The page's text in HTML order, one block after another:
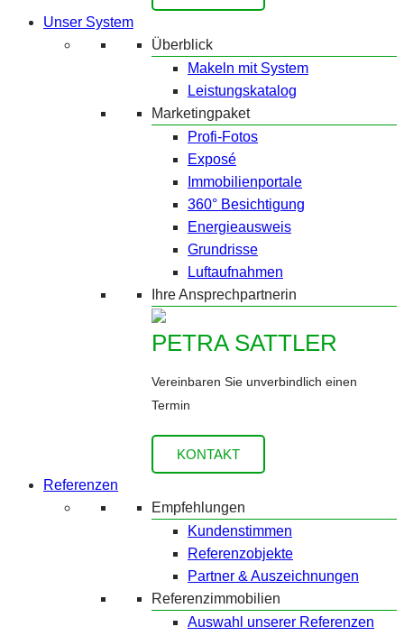
Unser System
Überblick
Makeln mit System
Leistungskatalog
Marketingpaket
Profi-Fotos
Exposé
Immobilienportale
360° Besichtigung
Energieausweis
Grundrisse
Luftaufnahmen
Ihre Ansprechpartnerin
PETRA SATTLER
Vereinbaren Sie unverbindlich einen
Termin
KONTAKT
Referenzen
Empfehlungen
Kundenstimmen
Referenzobjekte
Partner & Auszeichnungen
Referenzimmobilien
Auswahl unserer Referenzen